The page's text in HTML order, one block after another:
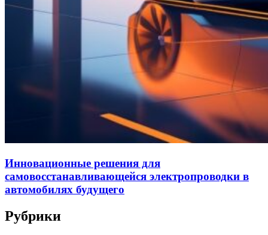
Инновационные решения для
самовосстанавливающейся электропроводки в
автомобилях будущего
Рубрики